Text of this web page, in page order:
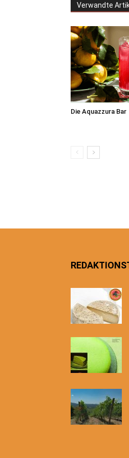
Verwandte
Die Aquazzura Bar